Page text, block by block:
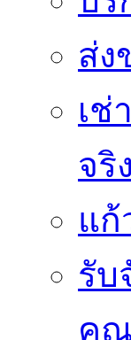
ส่ง
เช่
จริ
แก้
รับ
คุณ